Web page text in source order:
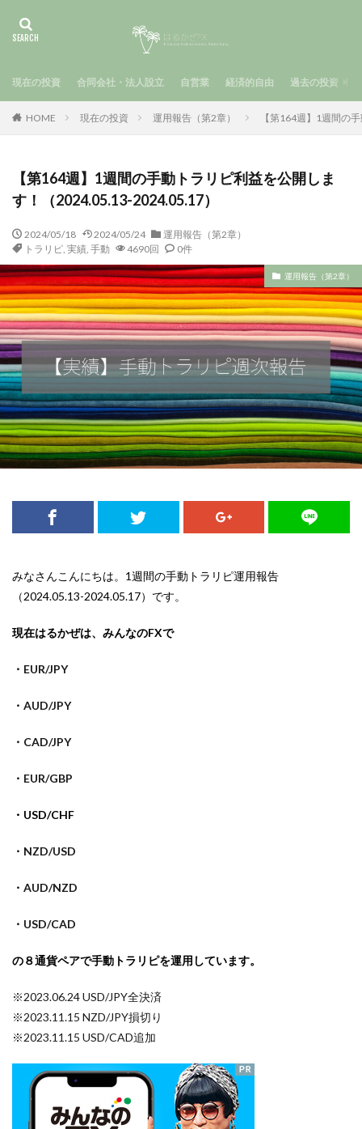
現在の投資 合同会社・法人設立 自営業 経済的自由 過去の投資
HOME 現在の投資 運用報告（第2章） 【第164週】1週間の
【第164週】1週間の手動トラリピ利益を公開しま
す！（2024.05.13-2024.05.17）
2024/05/18 2024/05/24
運用報告（第2章）
トラリピ, 実績, 手動 4690回 0件
運用報告（第2章）
みなさんこんにちは。1週間の手動トラリピ運用報告
（2024.05.13-2024.05.17）です。
現在はるかぜは、みんなのFXで
・EUR/JPY
・AUD/JPY
・CAD/JPY
・EUR/GBP
・USD/CHF
・NZD/USD
・AUD/NZD
・USD/CAD
の８通貨ペアで手動トラリピを運用しています。
※2023.06.24 USD/JPY全決済
※2023.11.15 NZD/JPY損切り
※2023.11.15 USD/CAD追加